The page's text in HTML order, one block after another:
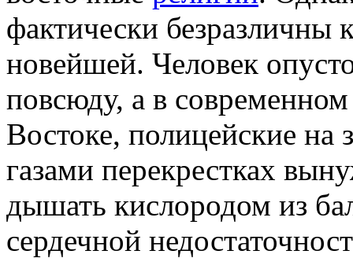
фактически безразличны
новейшей. Человек
повсюду, а в
Востоке, полицейские
газами перекрестках
дышать кислородом из
сердечной